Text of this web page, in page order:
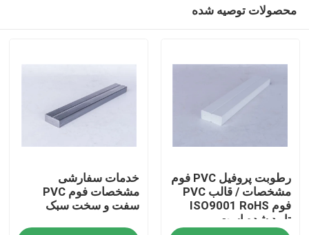
محصولات توصیه شده
رطوبت پروفیل PVC فوم
مشخصات / قالب PVC
فوم ISO9001 RoHS
تایید شده است
خدمات سفارشی
مشخصات فوم PVC
سفت و سخت سبک